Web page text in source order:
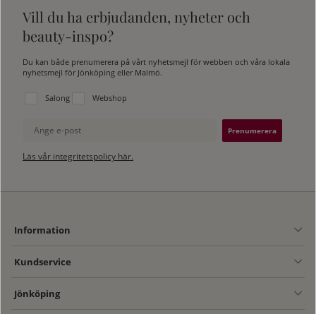
Vill du ha erbjudanden, nyheter och
beauty-inspo?
Du kan både prenumerera på vårt nyhetsmejl för webben och våra lokala
nyhetsmejl för Jönköping eller Malmö.
Välj vilken lista du vill prenumerera på:
Salong Webshop
Ange e-post
Läs vår integritetspolicy här.
Information
Kundservice
Jönköping